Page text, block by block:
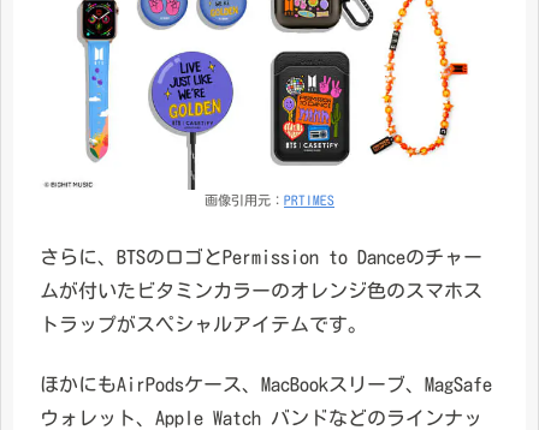
画像引用元： PRTIMES
さらに、BTSのロゴとPermission to Danceのチャー
ムが付いたビタミンカラーのオレンジ色のスマホス
トラップがスペシャルアイテムです。
ほかにもAirPodsケース、MacBookスリーブ、MagSafe
ウォレット、Apple Watch バンドなどのラインナッ